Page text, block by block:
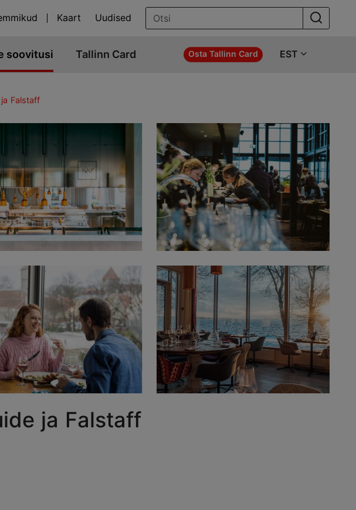
Kaart Uudised
soovitusi Tallinn Card Osta Tallinn Card EST
Falstaff
ja Falstaff